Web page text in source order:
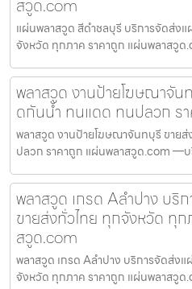
สวูด.com
แผ่นพลาสวูด สีดำชลบุรี บริการจัดส่ง
จังหวัด ทุกภาค ราคาถูก แผ่นพลาสวูด
พลาสวูด งานป้ายโฆษณาจัน
ดกันน้ำ ทนแดด ทนปลวก ร
พลาสวูด งานป้ายโฆษณาจันทบุรี ขาย
ปลวก ราคาถูก แผ่นพลาสวูด.com —
พลาสวูด เกรด Aลำปาง บริ
ขายส่งทั่วไทย ทุกจังหวัด ทุ
สวูด.com
พลาสวูด เกรด Aลำปาง บริการจัดส่ง
จังหวัด ทุกภาค ราคาถูก แผ่นพลาสวู